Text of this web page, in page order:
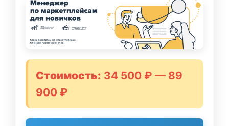
Стоимость: 34 500 ₽ — 89
900 ₽